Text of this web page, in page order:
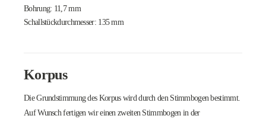
Bohrung: 11,7 mm
Schallstückdurchmesser: 135 mm
Korpus
Die Grundstimmung des Korpus wird durch den Stimmbogen bestimmt.
Auf Wunsch fertigen wir einen zweiten Stimmbogen in der